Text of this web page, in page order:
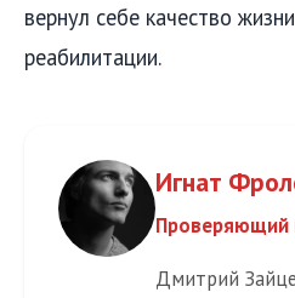
вернул себе качество
реабилитации.
Игнат
Проверяющий
Дмитрий